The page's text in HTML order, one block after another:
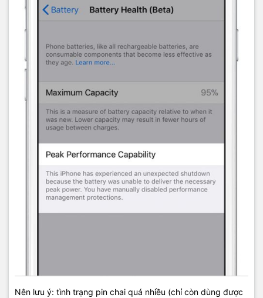
Nên lưu ý: tình trạng pin chai quá nhiều (chỉ còn dùng được